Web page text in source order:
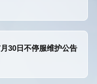
月30日不停服维护公告